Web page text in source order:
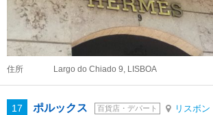
住所 Largo do Chiado 9, LISBOA
17 ポルックス 百貨店・デパート リスボン